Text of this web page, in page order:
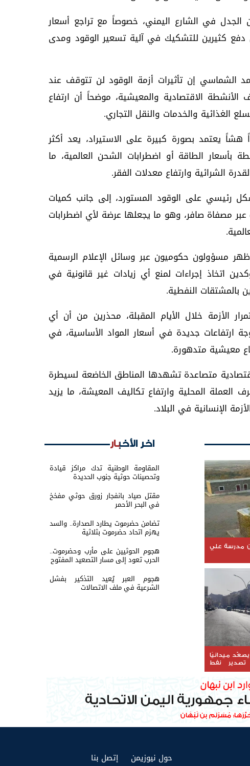
الجدل في الشارع اليمني، خصوصاً مع تراجع أسعار
دفع كثيرين للتشكيك في آلية تسعير الوقود ومدى
الشماسي إن تأثيرات أزمة الوقود لن تتوقف عند
الاقتصادية والمعيشية، موضحاً أن ارتفاع
الغذائية والخدمات والنقل التجاري.
هشاً يعتمد بصورة كبيرة على الاستيراد، يعد أكثر
بأسعار الطاقة أو اضطرابات الشحن العالمية، ما
الشرائية وارتفاع معدلات الفقر.
رئيسي على الوقود المستورد، إلى جانب كميات
مصفاة صافر، وهو ما يجعلها عرضة لأي اضطرابات
مسؤولون حكوميون عبر وسائل الإعلام الرسمية
اتخاذ إجراءات لمنع أي زيادات غير قانونية في
بالمشتقات النفطية.
الأزمة خلال الأيام المقبلة، محذرين من أن أي
ارتفاعات جديدة في أسعار المواد الأساسية، في
معيشية متدهورة.
متصاعدة تشهدها المناطق الخاضعة لسيطرة
العملة المحلية وارتفاع تكاليف المعيشة، ما يزيد
الإنسانية في البلاد.
مدرسة علي
يصعّد ميدانيًا
تصدير نفط
اخر الأخبار
المقاومة الوطنية تدك مراكز قيادة
وتحصينات حوثية جنوب الحديدة
مقتل صياد بانفجار زورق حوثي مفخخ
في البحر الأحمر
تضامن حضرموت يطارد الصدارة.. والسد
يهزم اتحاد حضرموت بثلاثية
هجوم الحوثيين على مأرب وحضرموت..
الحرب تعود إلى مسار التصعيد المفتوح
هجوم العبر يُعيد التذكير بفشل
الشرعية في ملف الاتصالات
حول نيوزيمن إتصل بنا